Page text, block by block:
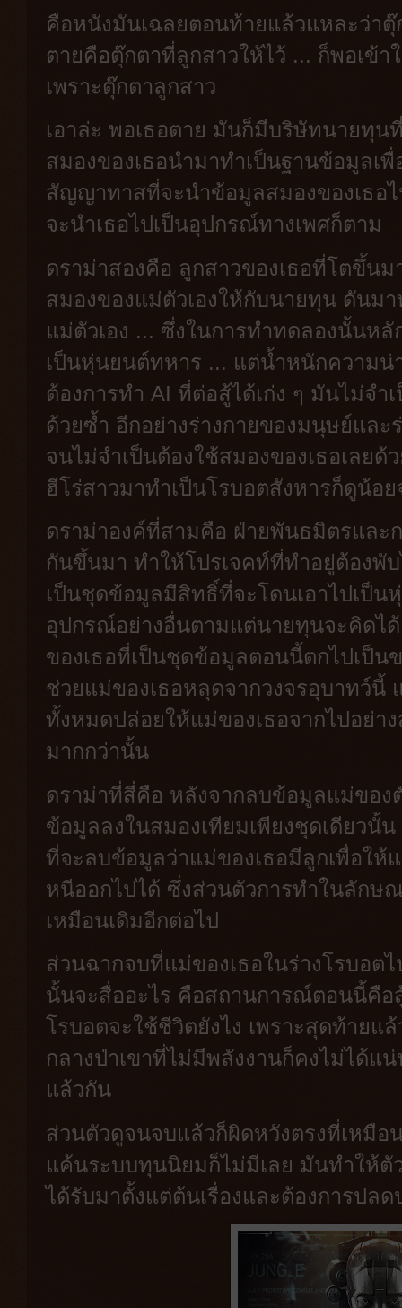
คือหนังมันเฉลยตอนท้ายแล้วแหละว่าตุ๊
ตายคือตุ๊กตาที่ลูกสาวให้ไว้ ... ก็พอเข้า
เพราะตุ๊กตาลูกสาว
เอาล่ะ พอเธอตาย มันก็มีบริษัทนายทุ
สมองของเธอนำมาทำเป็นฐานข้อมูลเ
สัญญาทาสที่จะนำข้อมูลสมองของเธอ
จะนำเธอไปเป็นอุปกรณ์ทางเพศก็ตาม
ดราม่าสองคือ ลูกสาวของเธอที่โตขึ้น
สมองของแม่ตัวเองให้กับนายทุน ดันม
แม่ตัวเอง ... ซึ่งในการทำทดลองนั้นห
เป็นหุ่นยนต์ทหาร ... แต่น้ำหนักความน่
ต้องการทำ AI ที่ต่อสู้ได้เก่ง ๆ มันไม่จ
ด้วยซ้ำ อีกอย่างร่างกายของมนุษย์แล
จนไม่จำเป็นต้องใช้สมองของเธอเลย
ฮีโร่สาวมาทำเป็นโรบอตสังหารก็ดูน้อ
ดราม่าองค์ที่สามคือ ฝ่ายพันธมิตรและ
กันขึ้นมา ทำให้โปรเจคท์ที่ทำอยู่ต้องพั
เป็นชุดข้อมูลมีสิทธิ์ที่จะโดนเอาไปเป็
อุปกรณ์อย่างอื่นตามแต่นายทุนจะคิดไ
ของเธอที่เป็นชุดข้อมูลตอนนี้ตกไปเป็น
ช่วยแม่ของเธอหลุดจากวงจรอุบาทว์นี้
ทั้งหมดปล่อยให้แม่ของเธอจากไปอย่า
มากกว่านั้น
ดราม่าที่สี่คือ หลังจากลบข้อมูลแม่ของ
ข้อมูลลงในสมองเทียมเพียงชุดเดียวนั้
ที่จะลบข้อมูลว่าแม่ของเธอมีลูกเพื่อให้
หนีออกไปได้ ซึ่งส่วนตัวการทำในลักษ
เหมือนเดิมอีกต่อไป
ส่วนฉากจบที่แม่ของเธอในร่างโรบอตไ
นั้นจะสื่ออะไร คือสถานการณ์ตอนนี้คือ
โรบอตจะใช้ชีวิตยังไง เพราะสุดท้ายแ
กลางป่าเขาที่ไม่มีพลังงานก็คงไม่ได้แ
แล้วกัน
ส่วนตัวดูจนจบแล้วก็ผิดหวังตรงที่เหมือ
แค้นระบบทุนนิยมก็ไม่มีเลย มันทำให้ตั
ได้รับมาตั้งแต่ต้นเรื่องและต้องการปล